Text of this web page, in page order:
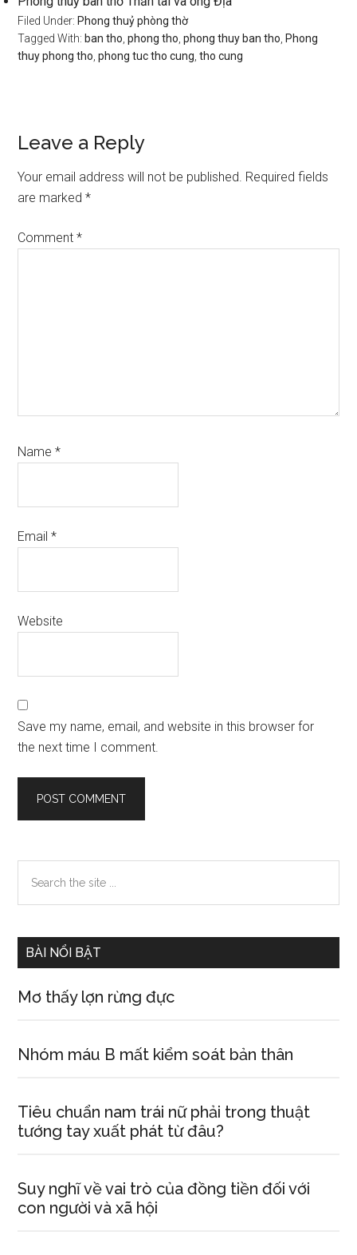
Filed Under: Phong thuỷ phòng thờ
Tagged With: ban tho ,phong tho ,phong thuy ban tho Phong
thuy phong tho ,phong tuc tho cung ,tho cung
Reader
Interactions
Leave a Reply
Your email address will not be published. Required fields
are marked*
Comment*
Name*
Email*
Website
Save my name, email, and website in this browser for
the next time I comment.
Primary
Sidebar
the
BÀI NỔI BẬT
Mơ thấy lợn rừng đực
Nhóm máu B mất kiểm soát bản thân
Tiêu chuẩn nam trái nữ phải trong thuật
tướng tay xuất phát từ đâu?
Suy nghĩ về vai trò của đồng tiền đối với
con người và xã hội